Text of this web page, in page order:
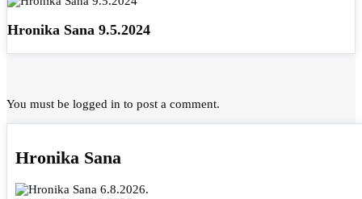
Hronika Sana 9.5.2024
You must be logged in to post a comment.
Hronika Sana